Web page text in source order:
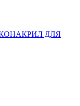
ДЛЯ